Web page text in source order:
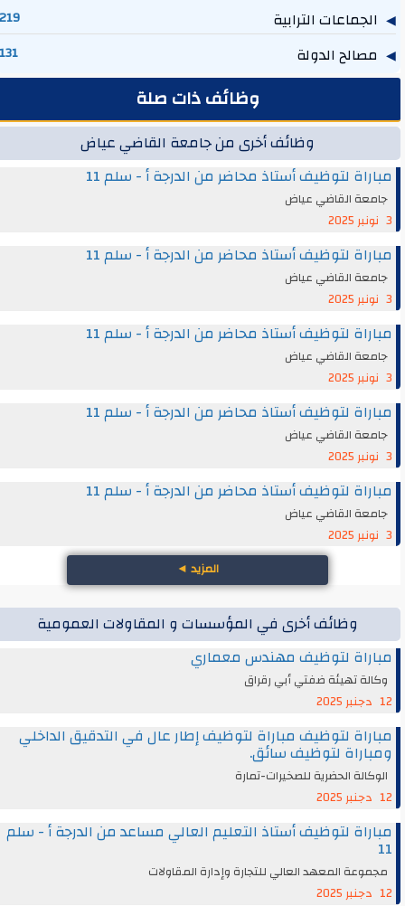
الجماعات الترابية 219
مصالح الدولة 131
وظائف ذات صلة
وظائف أخرى من جامعة القاضي عياض
مباراة لتوظيف أستاذ محاضر من الدرجة أ - سلم 11
جامعة القاضي عياض
مباراة لتوظيف أستاذ محاضر من الدرجة أ - سلم 11
جامعة القاضي عياض
مباراة لتوظيف أستاذ محاضر من الدرجة أ - سلم 11
جامعة القاضي عياض
مباراة لتوظيف أستاذ محاضر من الدرجة أ - سلم 11
جامعة القاضي عياض
مباراة لتوظيف أستاذ محاضر من الدرجة أ - سلم 11
جامعة القاضي عياض
المزيد◄
وظائف أخرى في المؤسسات و المقاولات العمومية
مباراة لتوظيف مهندس معماري
وكالة تهيئة ضفتي أبي رقراق
12 دجنبر 2025
مباراة لتوظيف مباراة لتوظيف إطار عال في التدقيق الداخلي
ومباراة لتوظيف سائق.
الوكالة الحضرية للصخيرات-تمارة
12 دجنبر 2025
مباراة لتوظيف أستاذ التعليم العالي مساعد من الدرجة أ - سلم
11
مجموعة المعهد العالي للتجارة وإدارة المقاولات
12 دجنبر 2025